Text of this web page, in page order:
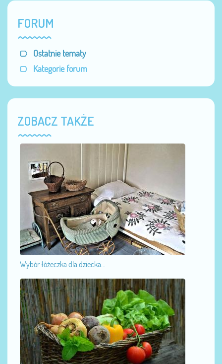
FORUM
Ostatnie tematy
Kategorie forum
ZOBACZ TAKŻE
Wybór łóżeczka dla dziecka...